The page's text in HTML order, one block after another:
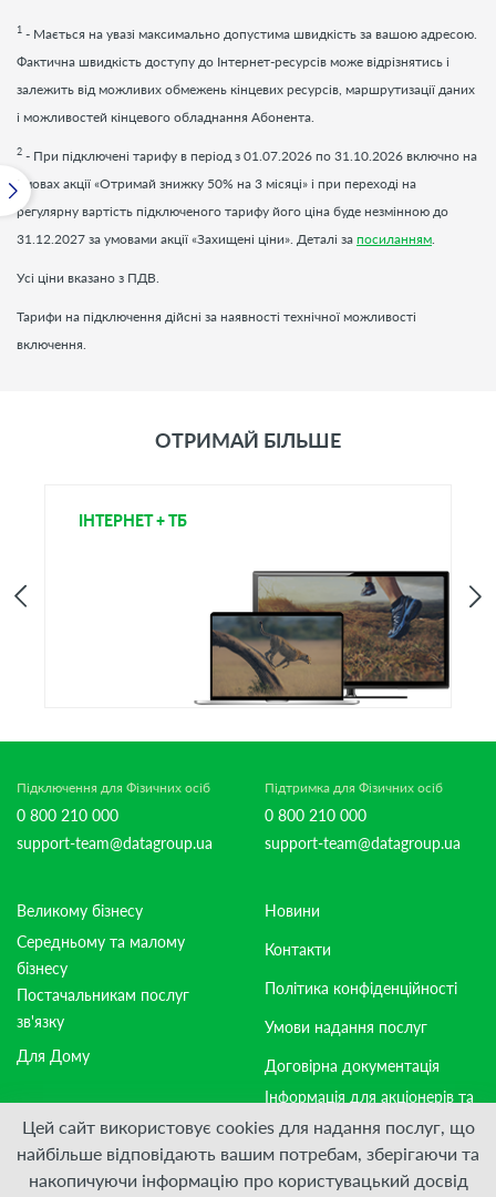
1 - Мається на увазі максимально допустима швидкість за вашою адресою.
Фактична швидкість доступу до Інтернет-ресурсів може відрізнятись і
залежить від можливих обмежень кінцевих ресурсів, маршрутизації даних
і можливостей кінцевого обладнання Абонента.
2 - При підключені тарифу в період з 01.07.2026 по 31.10.2026 включно на
умовах акції «Отримай знижку 50% на 3 місяці» і при переході на
регулярну вартість підключеного тарифу його ціна буде незмінною до
31.12.2027 за умовами акції «Захищені ціни». Деталі за посиланням
Усі ціни вказано з ПДВ.
Тарифи на підключення дійсні за наявності технічної можливості
включення.
ОТРИМАЙ БІЛЬШЕ
ІНТЕРНЕТ + ТБ
Підключення для Фізичних осіб
0 800 210 000
support-team@datagroup.ua
Підтримка для Фізичних осіб
0 800 210 000
support-team@datagroup.ua
Великому бізнесу
Середньому та малому
бізнесу
Постачальникам послуг
зв'язку
Для Дому
Новини
Контакти
Політика конфіденційності
Умови надання послуг
Договірна документація
Інформація для акціонерів та
стейкхолдерів
Приєднуйтесь:
Цей сайт використовує cookies для надання послуг, що
найбільше відповідають вашим потребам, зберігаючи та
накопичуючи інформацію про користувацький досвід